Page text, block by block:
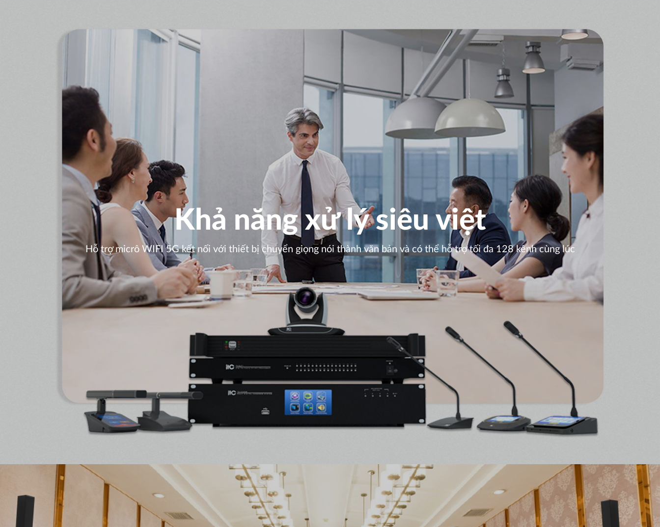
Khả năng xử lý siêu việt
Hỗ trợ micrô WIFI 5G kết nối với thiết bị chuyển giọng nói thành văn bản và có thể hỗ trợ tối đa 128 kênh cùng lúc